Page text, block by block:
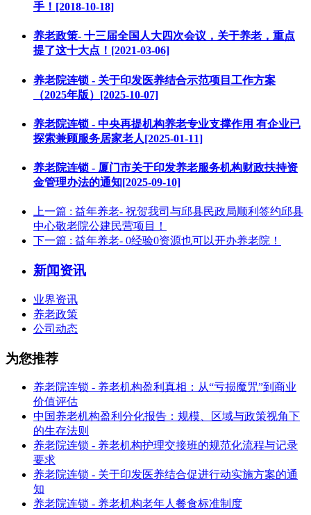
手！[2018-10-18]
养老政策- 十三届全国人大四次会议，关于养老，重点
提了这十大点！[2021-03-06]
养老院连锁 - 关于印发医养结合示范项目工作方案
（2025年版）[2025-10-07]
养老院连锁 - 中央再提机构养老专业支撑作用 有企业已
探索兼顾服务居家老人[2025-01-11]
养老院连锁 - 厦门市关于印发养老服务机构财政扶持资
金管理办法的通知[2025-09-10]
上一篇 : 益年养老- 祝贺我司与邱县民政局顺利签约邱县
中心敬老院公建民营项目！
下一篇 : 益年养老- 0经验0资源也可以开办养老院！
新闻资讯
业界资讯
养老政策
公司动态
为您推荐
养老院连锁 - 养老机构盈利真相：从“亏损魔咒”到商业
价值评估
中国养老机构盈利分化报告：规模、区域与政策视角下
的生存法则
养老院连锁 - 养老机构护理交接班的规范化流程与记录
要求
养老院连锁 - 关于印发医养结合促进行动实施方案的通
知
养老院连锁 - 养老机构老年人餐食标准制度